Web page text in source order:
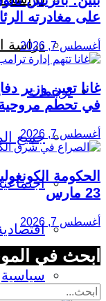
دراسة
ترجمات
جميع
سياسية
على مغادرته
أغسطس 7, 2026
غانا تعين وزير
في تحطم
أغسطس 7, 2026
23 مارس
أغسطس 7, 2026
ابحث في